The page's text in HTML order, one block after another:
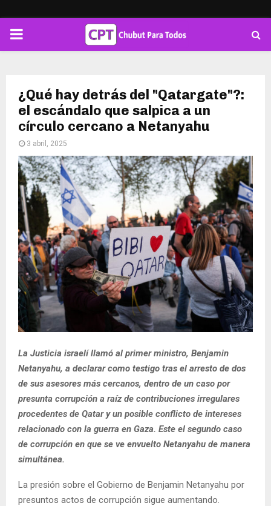
PRIMARY
¿Qué hay detrás del "Qatargate"?:
el escándalo que salpica a un
círculo cercano a Netanyahu
3 abril, 2025
La Justicia israelí llamó al primer ministro, Benjamin
Netanyahu, a declarar como testigo tras el arresto de dos
de sus asesores más cercanos, dentro de un caso por
presunta corrupción a raíz de contribuciones irregulares
procedentes de Qatar y un posible conflicto de intereses
relacionado con la guerra en Gaza. Este el segundo caso
de corrupción en que se ve envuelto Netanyahu de manera
simultánea.
La presión sobre el Gobierno de Benjamin Netanyahu por
presuntos actos de corrupción sigue aumentando.